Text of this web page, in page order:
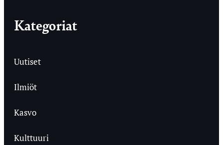
Kategoriat
Uutiset
Ilmiöt
Kasvo
Kulttuuri